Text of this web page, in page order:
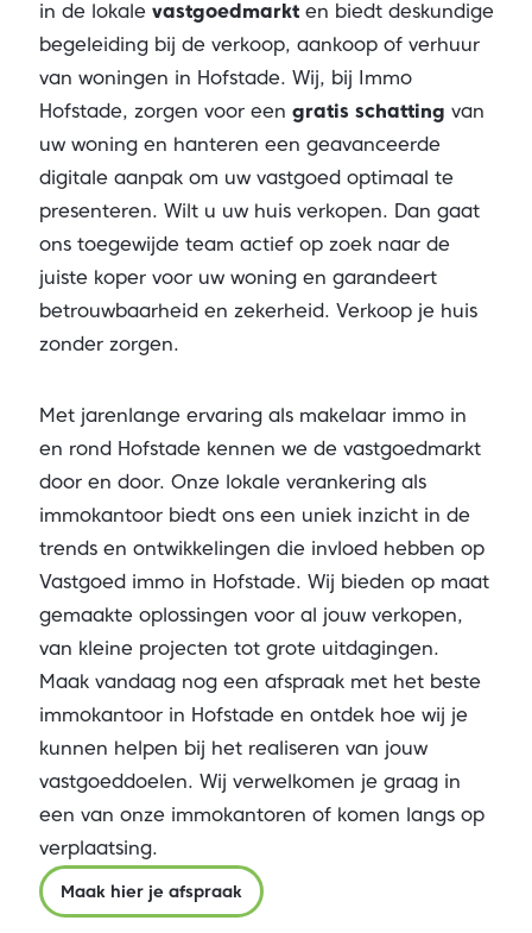
in de lokale vastgoedmarkten biedt deskundige
begeleiding bij de verkoop, aankoop of verhuur
van woningen in Hofstade. Wij, bij Immo
Hofstade, zorgen voor een gratis schatting van
uw woning en hanteren een geavanceerde
digitale aanpak om uw vastgoed optimaal te
presenteren. Wilt u uw huis verkopen. Dan gaat
ons toegewijde team actief op zoek naar de
juiste koper voor uw woning en garandeert
betrouwbaarheid en zekerheid. Verkoop je huis
zonder zorgen.
Met jarenlange ervaring als makelaar immo in
en rond Hofstade kennen we de vastgoedmarkt
door en door. Onze lokale verankering als
immokantoor biedt ons een uniek inzicht in de
trends en ontwikkelingen die invloed hebben op
Vastgoed immo in Hofstade. Wij bieden op maat
gemaakte oplossingen voor al jouw verkopen,
van kleine projecten tot grote uitdagingen.
Maak vandaag nog een afspraak met het beste
immokantoor in Hofstade en ontdek hoe wij je
kunnen helpen bij het realiseren van jouw
vastgoeddoelen. Wij verwelkomen je graag in
een van onze immokantoren of komen langs op
verplaatsing.
Maak hier je afspraak